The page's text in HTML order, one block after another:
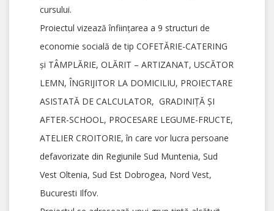
cursului.
Proiectul vizează înfiinţarea a 9 structuri de
economie socială de tip COFETĂRIE-CATERING
şi TÂMPLĂRIE, OLĂRIT – ARTIZANAT, USCĂTOR
LEMN, ÎNGRIJITOR LA DOMICILIU, PROIECTARE
ASISTATĂ DE CALCULATOR, GRADINIŢĂ ŞI
AFTER-SCHOOL, PROCESARE LEGUME-FRUCTE,
ATELIER CROITORIE, în care vor lucra persoane
defavorizate din Regiunile Sud Muntenia, Sud
Vest Oltenia, Sud Est Dobrogea, Nord Vest,
Bucuresti Ilfov.